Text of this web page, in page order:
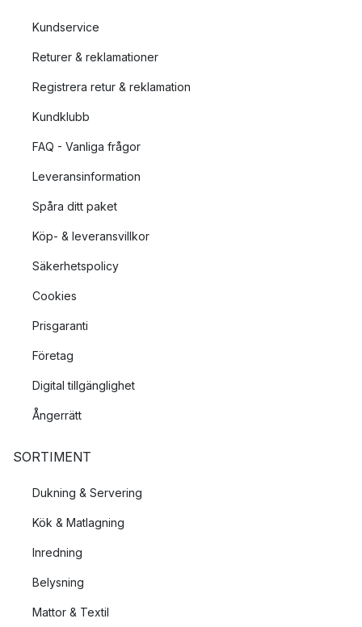
Kundservice
Returer & reklamationer
Registrera retur & reklamation
Kundklubb
FAQ - Vanliga frågor
Leveransinformation
Spåra ditt paket
Köp- & leveransvillkor
Säkerhetspolicy
Cookies
Prisgaranti
Företag
Digital tillgänglighet
Ångerrätt
SORTIMENT
Dukning & Servering
Kök & Matlagning
Inredning
Belysning
Mattor & Textil